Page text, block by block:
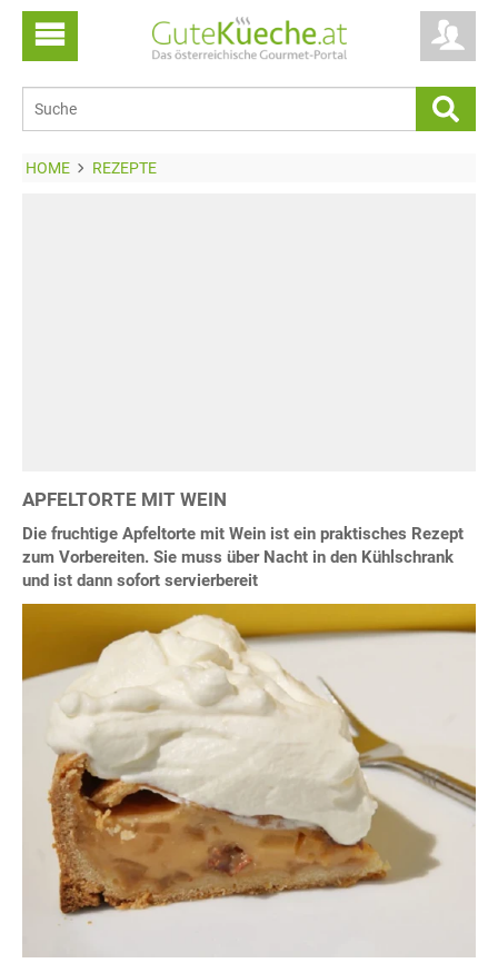
HOME REZEPTE
APFELTORTE MIT WEIN
Die fruchtige Apfeltorte mit Wein ist ein praktisches Rezept
zum Vorbereiten. Sie muss über Nacht in den Kühlschrank
und ist dann sofort servierbereit